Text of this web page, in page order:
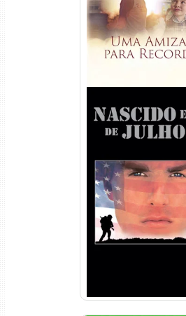
Nascido em 4 de
Torrent (1989) WEB-
Dual Áudio